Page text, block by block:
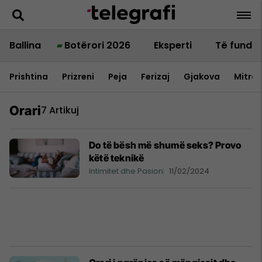
Ballina Botërori 2026 Eksperti Të fundit
Prishtina Prizreni Peja Ferizaj Gjakova
Orari7 Artikuj
Do të bësh më shumë seks? Provo
këtë teknikë
Intimitet dhe Pasion 11/02/2024